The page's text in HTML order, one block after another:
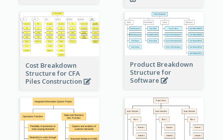
Cost Breakdown
Structure for CFA
Piles Construction
Product Breakdown
Structure for
Software